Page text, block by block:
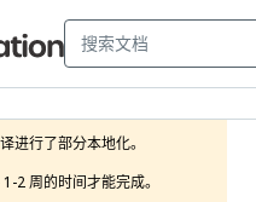
进行了部分本地化。
2 周的时间才能完成。